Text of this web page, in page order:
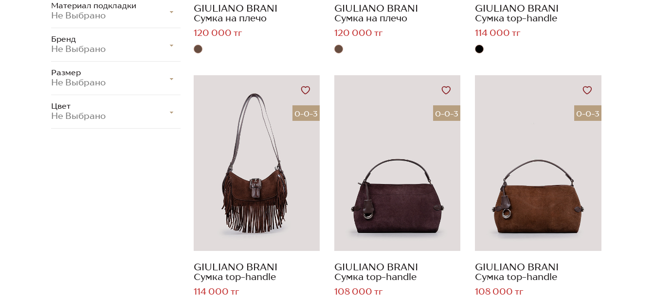
Материал подкладки
Не Выбрано
Бренд
Не Выбрано
Размер
Не Выбрано
Цвет
Не Выбрано
GIULIANO BRANI
Сумка на плечо
120 000 тг
GIULIANO BRANI
Сумка на плечо
120 000 тг
GIULIANO BRANI
Сумка top-handle
114 000 тг
0-0-3
GIULIANO BRANI
Сумка top-handle
114 000 тг
0-0-3
GIULIANO BRANI
Сумка top-handle
108 000 тг
0-0-3
GIULIANO BRANI
Сумка top-handle
108 000 тг